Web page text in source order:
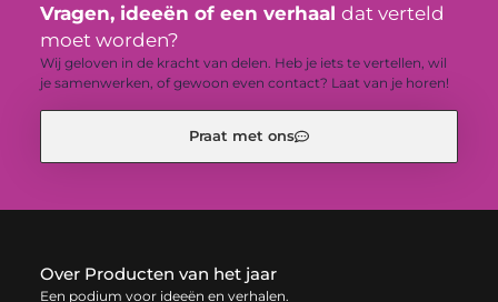
Vragen, ideeën of een verhaal dat verteld
moet worden?
Wij geloven in de kracht van delen. Heb je iets te vertellen, wil
je samenwerken, of gewoon even contact? Laat van je horen!
Praat met ons
Over Producten van het jaar
Een podium voor ideeën en verhalen.